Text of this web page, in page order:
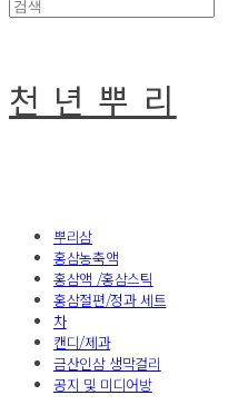
천 년 뿌 리
뿌리삼
홍삼농축액
홍삼액 /홍삼스틱
홍삼절편/정과 세트
차
캔디/제과
금산인삼 생막걸리
공지 및 미디어방